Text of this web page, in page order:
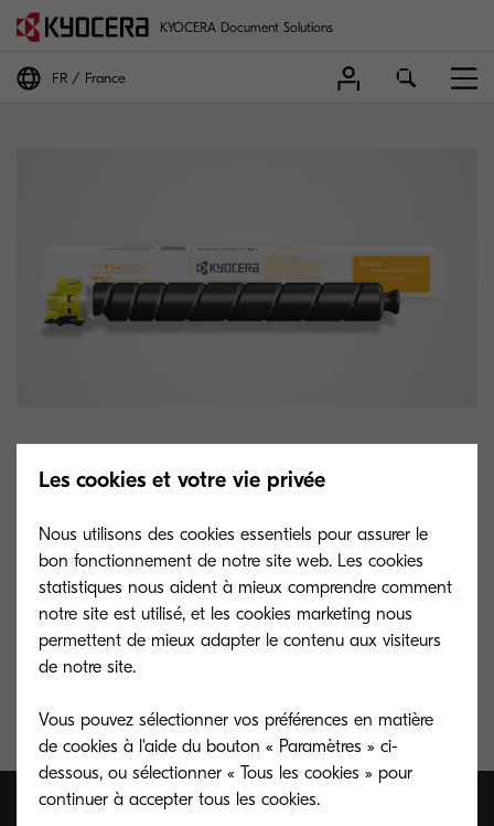
KYOCERA Document Solutions
FR France
TK-8455Y
Toner jaune pour 12 000 pages. Rendement
moyen du toner en continu en fonction d'une
couverture A4 de 5 %.
Les cookies et votre vie privée
Nous utilisons des cookies essentiels pour assurer le
bon fonctionnement de notre site web. Les cookies
statistiques nous aident à mieux comprendre comment
notre site est utilisé, et les cookies marketing nous
permettent de mieux adapter le contenu aux visiteurs
de notre site.
Vous pouvez sélectionner vos préférences en matière
de cookies à l'aide du bouton « Paramètres » ci-
dessous, ou sélectionner « Tous les cookies » pour
continuer à accepter tous les cookies.